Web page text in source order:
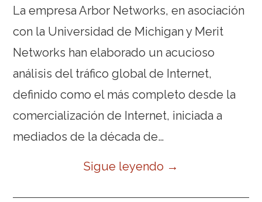
La empresa Arbor Networks, en asociación
con la Universidad de Michigan y Merit
Networks han elaborado un acucioso
análisis del tráfico global de Internet,
definido como el más completo desde la
comercialización de Internet, iniciada a
mediados de la década de…
Sigue leyendo →